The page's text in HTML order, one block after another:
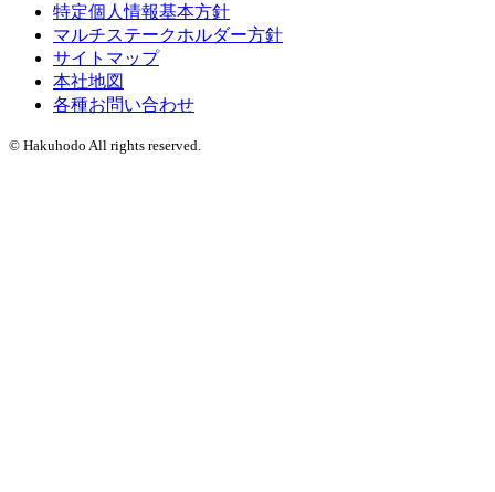
特定個人情報基本方針
マルチステークホルダー方針
サイトマップ
本社地図
各種お問い合わせ
© Hakuhodo All rights reserved.